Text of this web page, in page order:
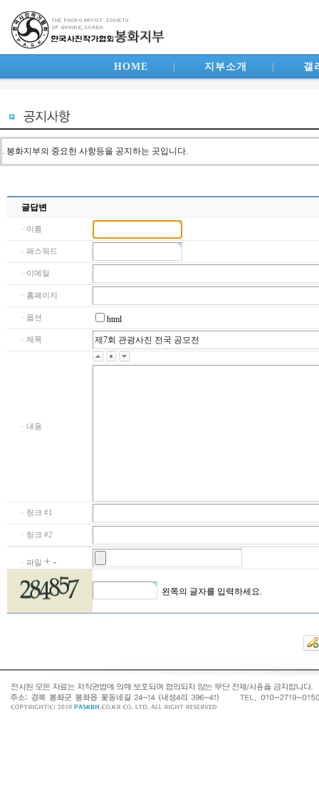
HOME 지부소개 갤
. 봉화지부의 중요한 사항등을 공지하는 곳입니다.
글답변
· 이름
· 패스워드
· 이메일
· 홈페이지
· 옵션 html
· 제목
· 내용
· 링크 #1
· 링크 #2
· 파일 +-
왼쪽의 글자를 입력하세요.